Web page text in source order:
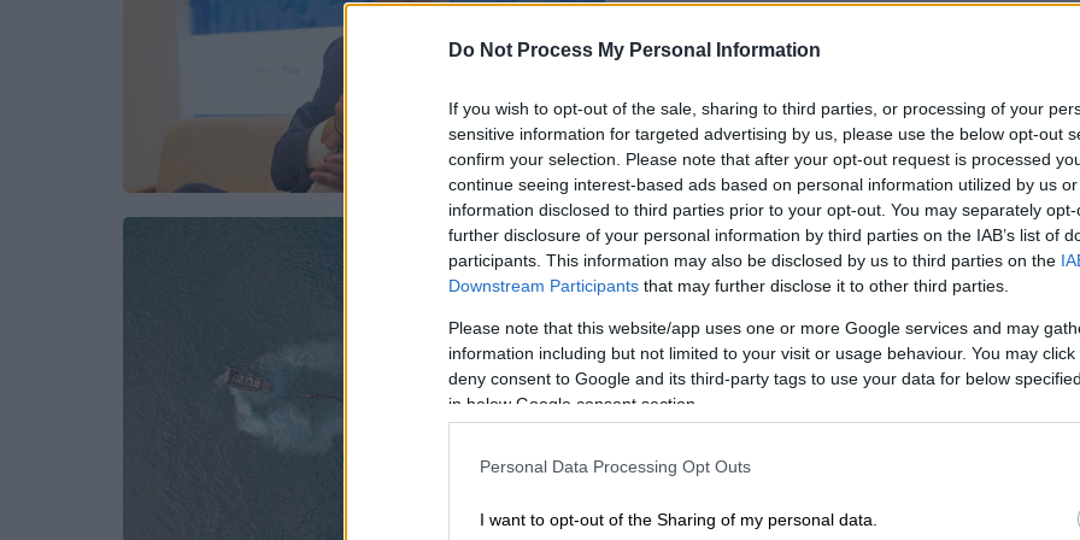
Do Not Process My Personal Information
If you wish to opt-out of the sale, sharing to third parties, or processing of your
sensitive information for targeted advertising by us, please use the below opt-out
confirm your selection. Please note that after your opt-out request is processed
continue seeing interest-based ads based on personal information utilized by us
information disclosed to third parties prior to your opt-out. You may separately
further disclosure of your personal information by third parties on the IAB’s list of
participants. This information may also be disclosed by us to third parties on the
Downstream Participants that may further disclose it to other third parties.
Please note that this website/app uses one or more Google services and may
information including but not limited to your visit or usage behaviour. You may
deny consent to Google and its third-party tags to use your data for below
in below Google consent section.
Personal Data Processing Opt Outs
I want to opt-out of the Sharing of my personal data.
ξεκαθαρίζουν ότι ο GSI είναι
απολύτως βιώσιμο - Το έργο θα
Τι ανέφερε σχετικά με το
χρονοδιάγραμμα
Κόσμος|03.09.2025 11:29
Πηγές της κυπριακής κυβέρνησης
στο ethnos.gr: «Στρατηγικής
σημασίας για εμάς το καλώδιο -
Αναμένουμε τις δεσμεύσεις του
ΑΔΜΗΕ»
καλωδίου ηλεκτρικής διασύνδεσης